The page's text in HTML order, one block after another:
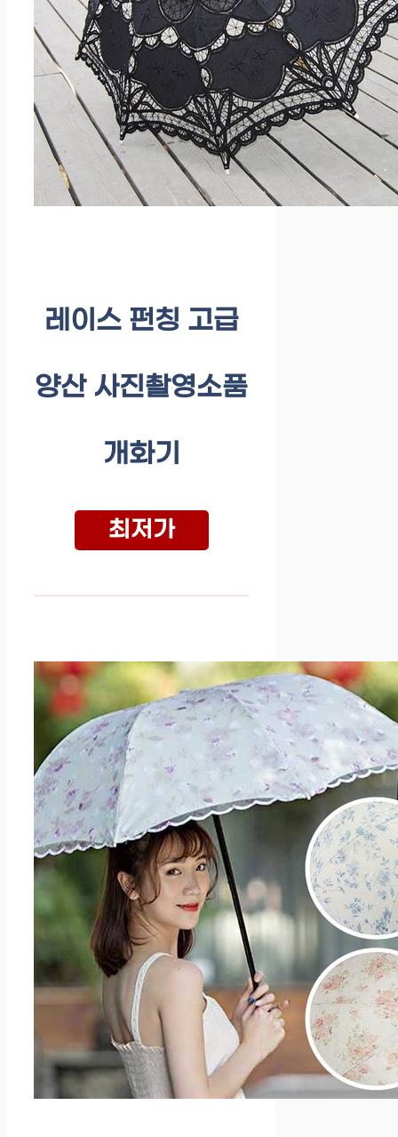
레이스 펀칭 고급
양산 사진촬영소품
개화기
최저가